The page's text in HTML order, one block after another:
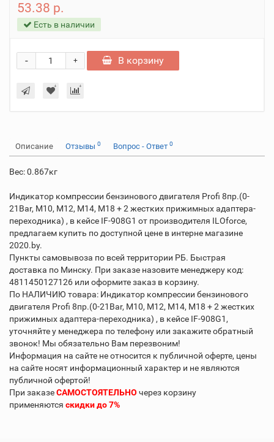
53.38 р.
Есть в наличии
+
- В корзину
Описание Отзывы 0 Вопрос - Ответ 0
Вес: 0.867кг
Индикатор компрессии бензинового двигателя Profi 8пр.(0-
21Bar, М10, М12, М14, М18 + 2 жестких прижимных адаптера-
переходника) , в кейсе IF-908G1 от производителя ILOforce,
предлагаем купить по доступной цене в интерне магазине
2020.by.
Пункты самовывоза по всей территории РБ. Быстрая
доставка по Минску. При заказе назовите менеджеру код:
4811450127126 или оформите заказ в корзину.
По НАЛИЧИЮ товара: Индикатор компрессии бензинового
двигателя Profi 8пр.(0-21Bar, М10, М12, М14, М18 + 2 жестких
прижимных адаптера-переходника) , в кейсе IF-908G1,
уточняйте у менеджера по телефону или закажите обратный
звонок! Мы обязательно Вам перезвоним!
Информация на сайте не относится к публичной оферте, цены
на сайте носят информационный характер и не являются
публичной офертой!
При заказеСАМОСТОЯТЕЛЬНО через корзину
применяются скидки до 7%